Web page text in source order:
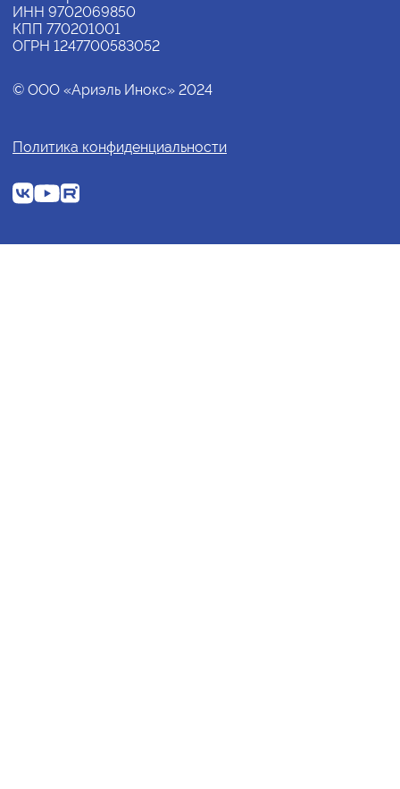
ИНН 9702069850
КПП 770201001
ОГРН 1247700583052
© ООО «Ариэль Инокс» 2024
Политика конфиденциальности